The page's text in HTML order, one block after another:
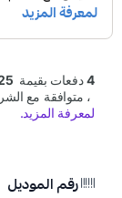
رقم الموديل